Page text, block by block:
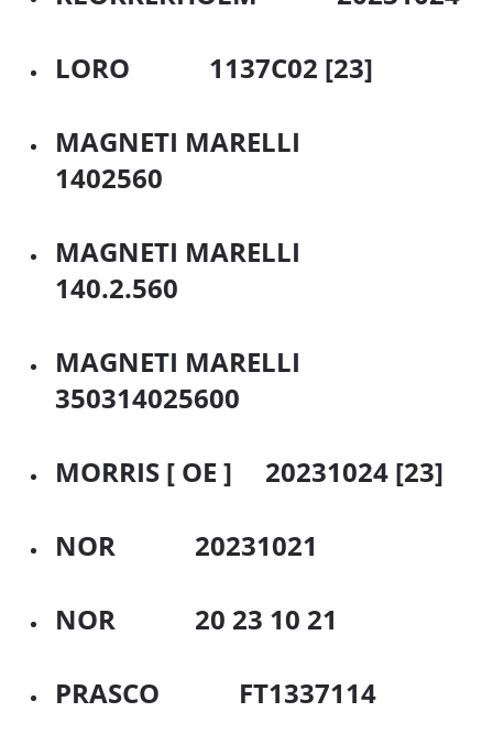
LORO 1137C02 [23]
MAGNETI MARELLI
1402560
MAGNETI MARELLI
140.2.560
MAGNETI MARELLI
350314025600
MORRIS [ OE ] 20231024 [23]
NOR 20231021
NOR 20 23 10 21
PRASCO FT1337114